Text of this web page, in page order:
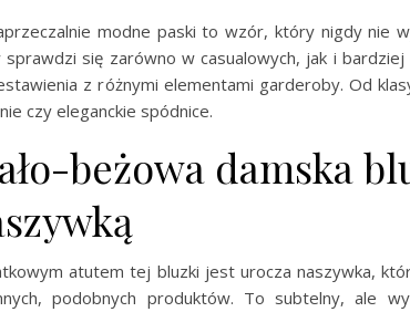
modne paski to wzór, który nigdy nie
się zarówno w casualowych, jak i bardziej
z różnymi elementami garderoby. Od
czy eleganckie spódnice.
beżowa damska
atutem tej bluzki jest urocza naszywka,
podobnych produktów. To subtelny, ale